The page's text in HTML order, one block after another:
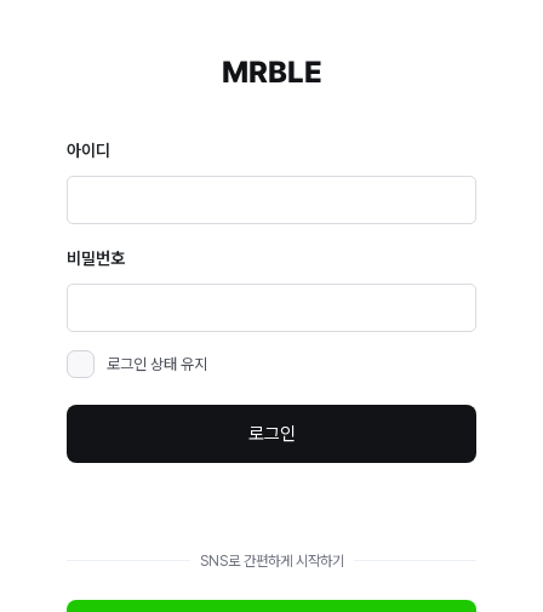
MRBLE
아이디
비밀번호
로그인 상태 유지
로그인
SNS로 간편하게 시작하기